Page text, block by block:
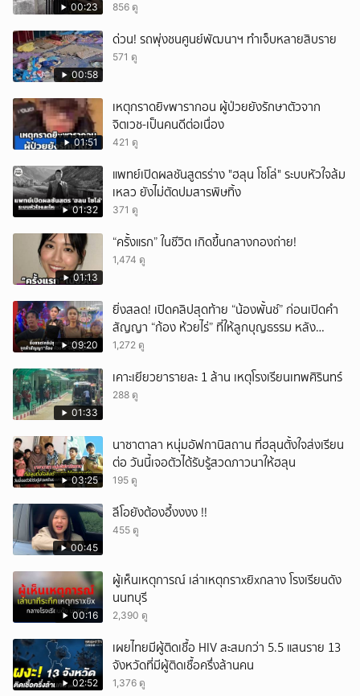
00:23 856 ดู
00:58
ด่วน! รถพุ่งชนศูนย์พัฒนาฯ ทำเจ็บหลายสิบราย
571 ดู
01:51
เหตุกราดยิvพารากอน ผู้ป่วยยังรักษาตัวจาก
จิตเวช-เป็นคนดีต่อเนื่อง
421 ดู
01:32
แพทย์เปิดผลชันสูตรร่าง "ฮลุน โซโล่" ระบบหัวใจล้ม
เหลว ยังไม่ตัดปมสารพิษทิ้ง
371 ดู
01:13
“ครั้งแรก” ในชีวิต เกิดขึ้นกลางกองถ่าย!
1,474 ดู
09:20
ยิ่งสลด! เปิดคลิปสุดท้าย “น้องพั้นช์” ก่อนเปิดคำ
สัญญา “ก้อง ห้วยไร่” ที่ให้ลูกบุญธรรม หลัง
ลาโลก!
1,272 ดู
01:33
เคาะเยียวยารายละ 1 ล้าน เหตุโรงเรียนเทพศิรินทร์
288 ดู
03:25
นาซาตาลา หนุ่มอัฟกานิสถาน ที่ฮลุนตั้งใจส่งเรียน
ต่อ วันนี้เจอตัวได้รับรู้สวดภาวนาให้ฮลุน
195 ดู
00:45
ลีโอยังต้องอึ้งงงง !!
455 ดู
00:16
ผู้เห็นเหตุการณ์ เล่าเหตุกราxยิxกลาง โรงเรียนดัง
นนทบุรี
2,390 ดู
02:52
เผยไทยมีผู้ติดเชื้อ HIV สะสมกว่า 5.5 แสนราย 13
จังหวัดที่มีผู้ติดเชื้อครึ่งล้านคน
1,376 ดู